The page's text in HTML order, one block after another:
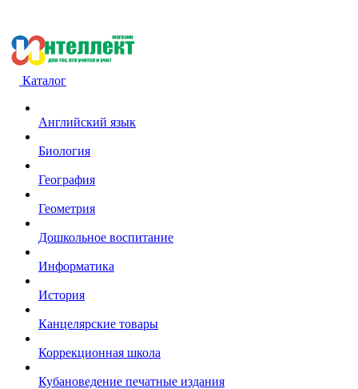
Каталог
Английский язык
Биология
География
Геометрия
Дошкольное воспитание
Информатика
История
Канцелярские товары
Коррекционная школа
Кубановедение печатные издания